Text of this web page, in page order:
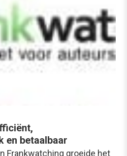
en betaalbaar
Frankwatching groeide het